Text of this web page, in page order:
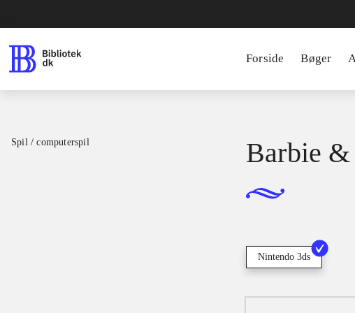
Forside Bøger
Spil / computerspil Barbie &
Nintendo 3ds